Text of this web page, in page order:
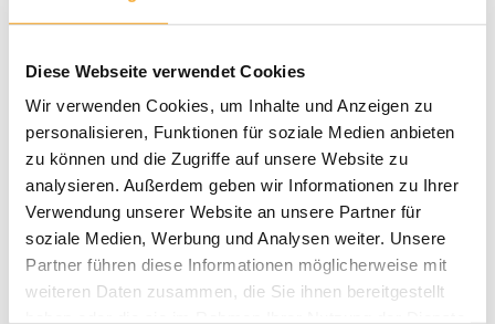
Diese Webseite verwendet Cookies
Wir verwenden Cookies, um Inhalte und Anzeigen zu
personalisieren, Funktionen für soziale Medien anbieten
zu können und die Zugriffe auf unsere Website zu
analysieren. Außerdem geben wir Informationen zu Ihrer
Verwendung unserer Website an unsere Partner für
soziale Medien, Werbung und Analysen weiter. Unsere
Partner führen diese Informationen möglicherweise mit
weiteren Daten zusammen, die Sie ihnen bereitgestellt
Farben & Stoffe
Weitere Informationen
Das könnte Sie auch interessieren